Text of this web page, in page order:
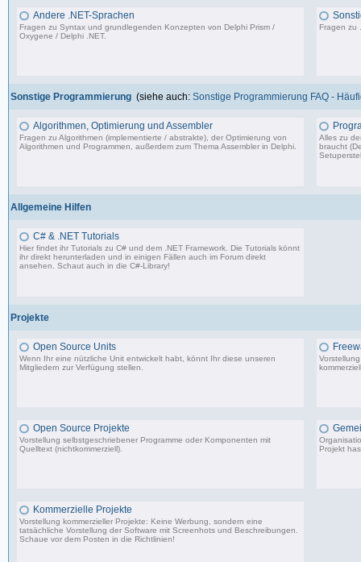
Andere .NET-Sprachen
Fragen zu Syntax und grundlegenden Konzepten von Delphi Prism /
Oxygene / Delphi .NET.
Fragen zu
Sonstige Programmierung (siehe auch: Sonstige Programmierung FAQ -
Algorithmen, Optimierung und Assembler
Fragen zu Algorithmen (implementierte / abstrakte), der Optimierung von
Algorithmen und Programmen, außerdem zum Thema Assembler in Delphi.
Alles zu
braucht
Allgemeine Hilfen
C# & .NET Tutorials
Hier findet ihr Tutorials zu C# und dem .NET Framework. Die Tutorials könnt
ihr direkt herunterladen und in einigen Fällen auch im Forum direkt
ansehen. Schaut auch in dieC#-Library!
Projekte
Open Source Units
Wenn Ihr eine nützliche Unit entwickelt habt, könnt Ihr diese unseren
Mitgliedern zur Verfügung stellen.
Open Source Projekte
Vorstellung selbstgeschriebener Programme oder Komponenten mit
Quelltext (nichtkommerziell).
Projekt
Kommerzielle Projekte
Vorstellung kommerzieller Projekte: Keine Werbung, sondern eine
tatsächliche Vorstellung der Software mit Screenhots und Beschreibungen.
Schaue vor dem Posten in die Richtlinien!